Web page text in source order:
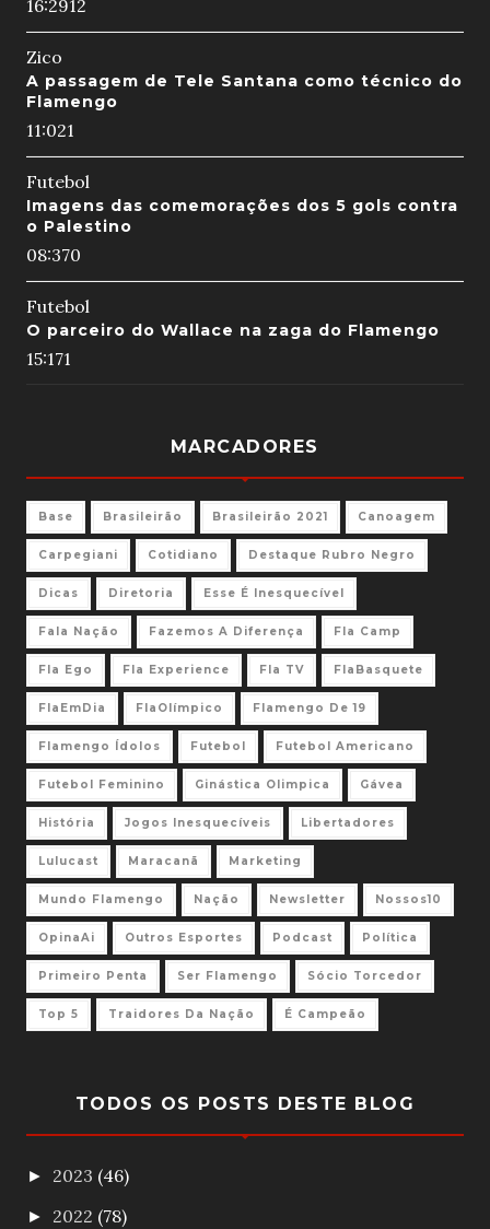
16:2912
Zico
A passagem de Tele Santana como técnico do
Flamengo
11:021
Futebol
Imagens das comemorações dos 5 gols contra
o Palestino
08:370
Futebol
O parceiro do Wallace na zaga do Flamengo
15:171
MARCADORES
Base Brasileirão Brasileirão 2021 Canoagem
Carpegiani Cotidiano Destaque Rubro Negro
Dicas Diretoria Esse É Inesquecível
Fala Nação Fazemos A Diferença Fla Camp
Fla Ego Fla Experience Fla TV FlaBasquete
FlaEmDia FlaOlímpico Flamengo De 19
Flamengo Ídolos Futebol Futebol Americano
Futebol Feminino Ginástica Olimpica Gávea
História Jogos Inesquecíveis Libertadores
Lulucast Maracanã Marketing
Mundo Flamengo Nação Newsletter Nossos10
OpinaAi Outros Esportes Podcast Política
Primeiro Penta Ser Flamengo Sócio Torcedor
Top 5 Traidores Da Nação É Campeão
TODOS OS POSTS DESTE BLOG
► 2023 (46)
► 2022 (78)